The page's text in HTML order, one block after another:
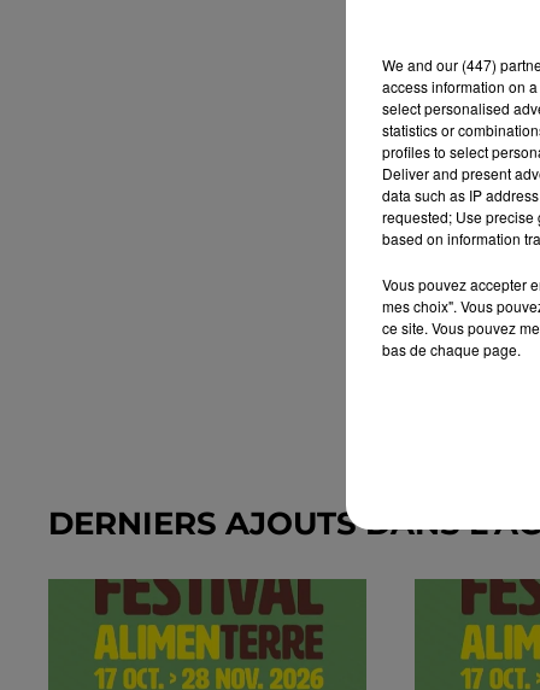
DERNIERS AJOUTS DANS
We and our (447)
access information on
select personalised
statistics or
profiles to select
Deliver and present
data such as IP
requested; Use precise
based on information
Vous pouvez accepter
mes choix". Vous
ce site. Vous pouvez
bas de chaque page.